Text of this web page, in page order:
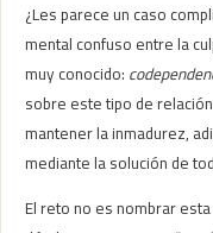
¿Les parece un caso
mental confuso entre la
muy conocido:
sobre este tipo de
mantener la inmadurez,
mediante la solución de
El reto no es nombrar